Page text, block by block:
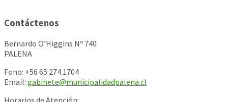
Contáctenos
Bernardo O’Higgins Nº 740
PALENA
Fono: +56 65 274 1704
Email: gabinete@municipalidadpalena.cl